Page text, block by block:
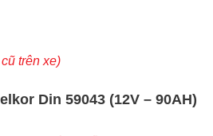
trên xe)
Din 59043 (12V – 90AH)